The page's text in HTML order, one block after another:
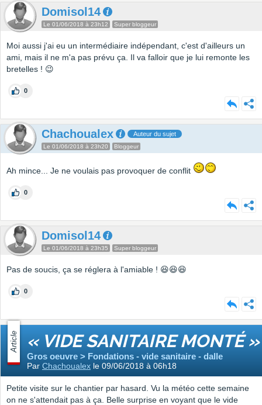
Domisol14
Le 01/06/2018 à 23h12 Super bloggeur
Moi aussi j'ai eu un intermédiaire indépendant, c'est d'ailleurs un
ami, mais il ne m'a pas prévu ça. Il va falloir que je lui remonte les
bretelles ! 😉
0
Chachoualex Auteur du sujet
Le 01/06/2018 à 23h20 Bloggeur
Ah mince... Je ne voulais pas provoquer de conflit
0
Domisol14
Le 01/06/2018 à 23h35 Super bloggeur
Pas de soucis, ça se réglera à l'amiable ! 😆😆😆
0
Article « VIDE SANITAIRE MONTÉ »
Gros oeuvre > Fondations - vide sanitaire - dalle
Par Chachoualex le 09/06/2018 à 06h18
Petite visite sur le chantier par hasard. Vu la météo cette semaine
on ne s'attendait pas à ça. Belle surprise en voyant que le vide